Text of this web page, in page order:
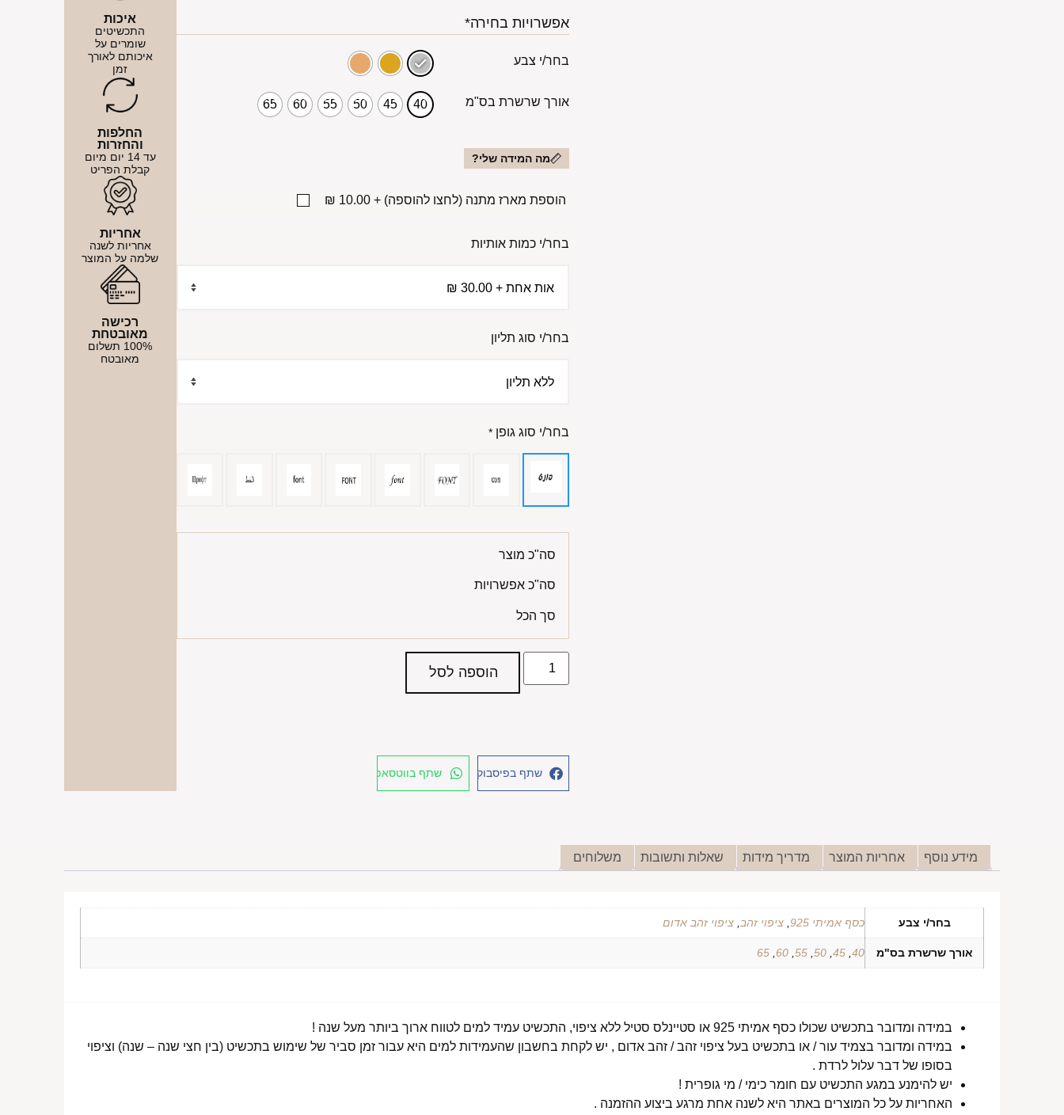
אפשרויות בחירה*
בחר/י צבע
אורך שרשרת בס"מ 40
45
50
55
60
65
מה המידה שלי?
הוספת מארז מתנה (לחצו להוספה) +
10.00 ₪
בחר/י כמות אותיות
בחר/י סוג תליון
בחר/י סוג גופן *
סה"כ מוצר
סה"כ אפשרויות
סך הכל
הוספה לסל
שתף בפיסבוק שתף בווטסאפ
איכות
התכשיטים
שומרים על
איכותם לאורך
זמן
החלפות
והחזרות
עד 14 יום מיום
קבלת הפריט
אחריות
אחריות לשנה
שלמה על המוצר
רכישה
מאובטחת
100% תשלום
מאובטח
מידע נוסף אחריות המוצר מדריך מידות שאלות ותשובות משלוחים
בחר/י צבע כסף אמיתי 925 , ציפוי זהב ציפוי זהב אדום
אורך שרשרת בס"מ 40
,
45
,
50
,
55
,
60
,
65
במידה ומדובר בתכשיט שכולו כסף אמיתי 925 או סטיינלס סטיל ללא ציפוי, התכשיט עמיד למים לטווח ארוך ביותר מעל שנה !
במידה ומדובר בצמיד עור / או בתכשיט בעל ציפוי זהב / זהב אדום , יש לקחת בחשבון שהעמידות למים היא עבור זמן סביר של שימוש בתכשיט (בין חצי שנה – שנה) וציפוי
בסופו של דבר עלול לרדת .
יש להימנע במגע התכשיט עם חומר כימי / מי גופרית !
האחריות על כל המוצרים באתר היא לשנה אחת מרגע ביצוע ההזמנה .